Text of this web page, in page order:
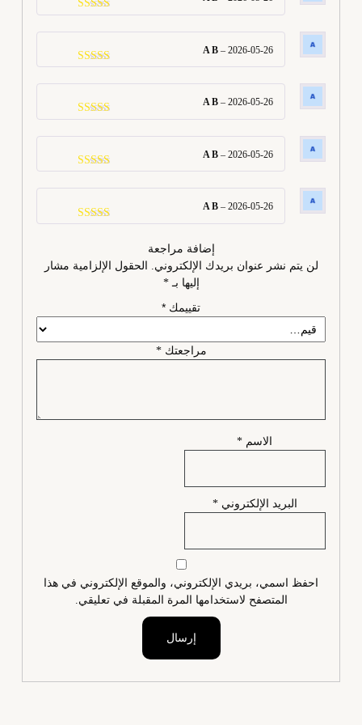
4من 5
4من 5
A B – 2026-05-26
4من 5
A B – 2026-05-26
4من 5
A B – 2026-05-26
A B – 2026-05-26
إضافة مراجعة
لن يتم نشر عنوان بريدك الإلكتروني.
الحقول الإلزامية مشار
إليها بـ*
تقييمك *
مراجعتك*
الاسم *
البريد الإلكتروني*
احفظ اسمي، بريدي الإلكتروني، والموقع الإلكتروني في هذا
المتصفح لاستخدامها المرة المقبلة في تعليقي.